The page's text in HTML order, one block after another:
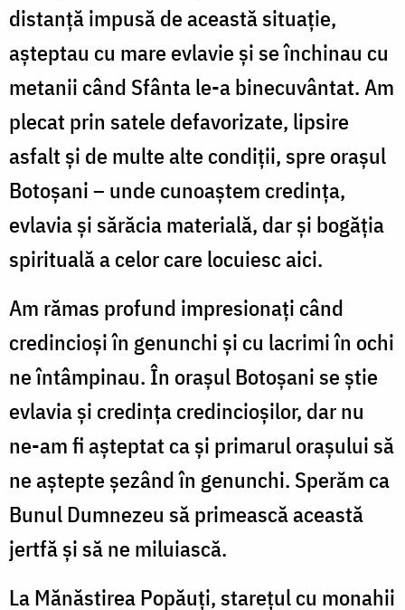
distanță impusă de această situație,
așteptau cu mare evlavie și se închinau cu
metanii când Sfânta le-a binecuvântat. Am
plecat prin satele defavorizate, lipsire
asfalt și de multe alte condiții, spre orașul
Botoșani – unde cunoaștem credința,
evlavia și sărăcia materială, dar și bogăția
spirituală a celor care locuiesc aici.
Am rămas profund impresionați când
credincioși în genunchi și cu lacrimi în ochi
ne întâmpinau. În orașul Botoșani se știe
evlavia și credința credincioșilor, dar nu
ne-am fi așteptat ca și primarul orașului să
ne aștepte șezând în genunchi. Sperăm ca
Bunul Dumnezeu să primească această
jertfă și să ne miluiască.
La Mănăstirea Popăuți, starețul cu monahii